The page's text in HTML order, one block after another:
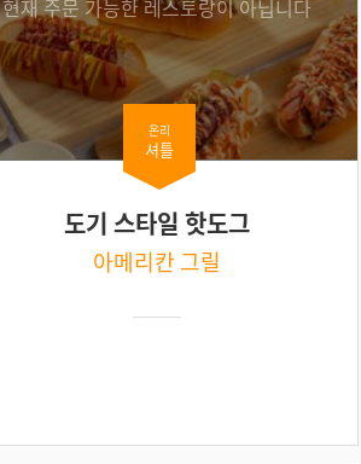
현재 주문 가능한 레스토랑이 아닙니다
온리
셔틀
도기 스타일 핫도그
아메리칸 그릴